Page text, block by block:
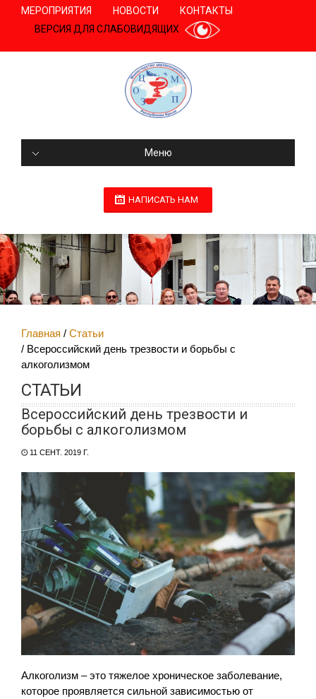
МЕРОПРИЯТИЯ НОВОСТИ
КОНТАКТЫ
ВЕРСИЯ ДЛЯ СЛАБОВИДЯЩИХ
Меню
НАПИСАТЬ НАМ
Главная
Статьи
Всероссийский день трезвости и борьбы с
алкоголизмом
СТАТЬИ
Всероссийский день трезвости и
борьбы с алкоголизмом
11 СЕНТ. 2019 Г.
Алкоголизм – это тяжелое хроническое заболевание,
которое проявляется сильной зависимостью от